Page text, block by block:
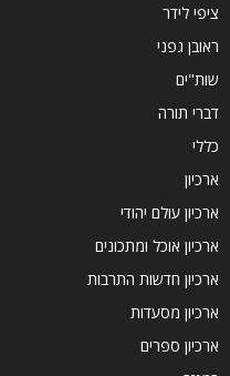
ציפי לידר
ראובן גפני
שות"ים
דברי תורה
כללי
ארכיון
ארכיון עולם יהודי
ארכיון אוכל ומתכונים
ארכיון חדשות התרבות
ארכיון מסעדות
ארכיון ספרים